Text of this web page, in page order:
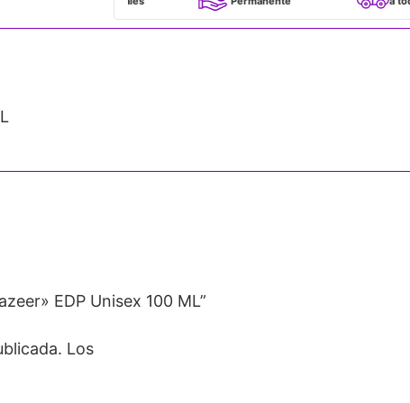
EDP Unisex 100 ML”
Los